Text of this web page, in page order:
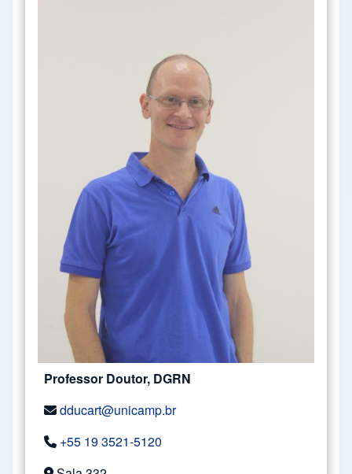
Professor Doutor, DGRN
dducart@unicamp.br
+55 19 3521-5120